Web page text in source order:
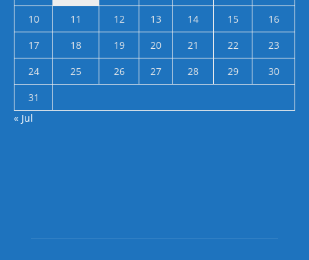
10
11 12 13 14 15
16
17
18 19 20 21 22
23
24
25 26 27 28 29
30
31
« Jul